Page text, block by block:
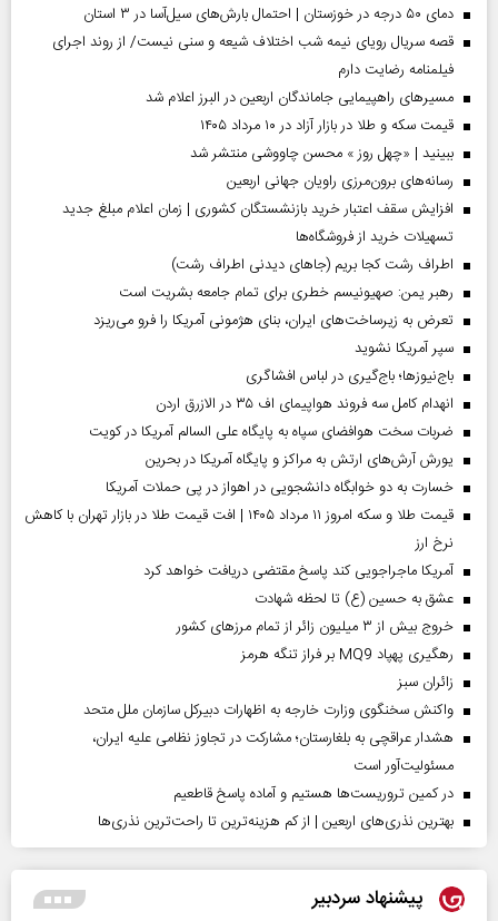
دمای ۵۰ درجه در خوزستان | احتمال بارش‌های سیل‌آسا در ۳ استان
قصه سریال رویای نیمه شب اختلاف شیعه و سنی نیست/ از روند اجرای
فیلمنامه رضایت دارم
مسیر‌های راهپیمایی جاماندگان اربعین در البرز اعلام شد
قیمت سکه و طلا در بازار آزاد در ۱۰ مرداد ۱۴۰۵
ببینید | «چهل روز » محسن چاووشی منتشر شد
رسانه‌های برون‌مرزی راویان جهانی اربعین
افزایش سقف اعتبار خرید بازنشستگان کشوری | زمان اعلام مبلغ جدید
تسهیلات خرید از فروشگاه‌ها
اطراف رشت کجا بریم (جاهای دیدنی اطراف رشت)
رهبر یمن: صهیونیسم خطری برای تمام جامعه بشریت است
تعرض به زیرساخت‌های ایران، بنای هژمونی آمریکا را فرو می‌ریزد
سپر آمریکا نشوید
باج‌نیوزها؛ باج‌گیری در لباس افشاگری
انهدام کامل سه فروند هواپیمای اف ۳۵ در الازرق اردن
ضربات سخت هوافضای سپاه به پایگاه علی السالم آمریکا در کویت
یورش آرش‌های ارتش به مراکز و پایگاه‌ آمریکا در بحرین
خسارت به دو خوابگاه دانشجویی در اهواز در پی حملات آمریکا
قیمت طلا و سکه امروز ۱۱ مرداد ۱۴۰۵ | افت قیمت طلا در بازار تهران با کاهش
نرخ ارز
آمریکا ماجراجویی کند پاسخ مقتضی دریافت خواهد کرد
عشق به حسین (ع) تا لحظه شهادت
خروج بیش از ۳ میلیون زائر از تمام مرز‌های کشور
رهگیری پهپاد MQ9 بر فراز تنگه هرمز
‌زائران سبز
واکنش سخنگوی وزارت خارجه به اظهارات دبیرکل سازمان ملل متحد
هشدار عراقچی به بلغارستان؛ مشارکت در تجاوز نظامی علیه ایران،
مسئولیت‌آور است
در کمین تروریست‌ها هستیم و آماده پاسخ قاطعیم
بهترین نذری‌های اربعین | از کم هزینه‌ترین تا راحت‌ترین نذری‌ها
پیشنهاد سردبیر